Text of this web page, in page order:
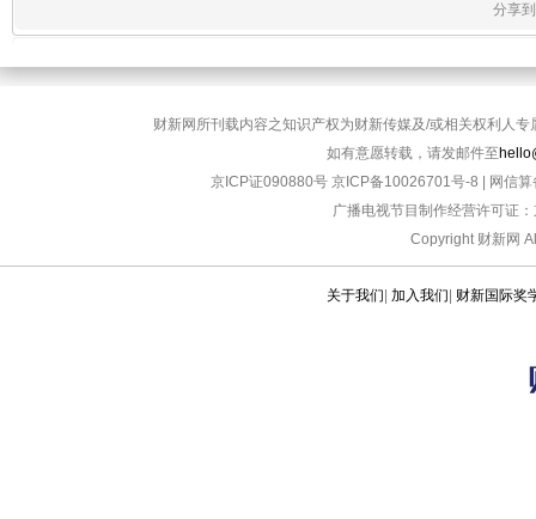
分享
财新网所刊载内容之知识产权为财新传媒及/或相关权利人
如有意愿转载，请发邮件至
京ICP证090880号 京ICP备10026701号-8
网信
广播电视节目制作经营许可证
Copyright 财新网
关于我们 加入我们 财新国际奖